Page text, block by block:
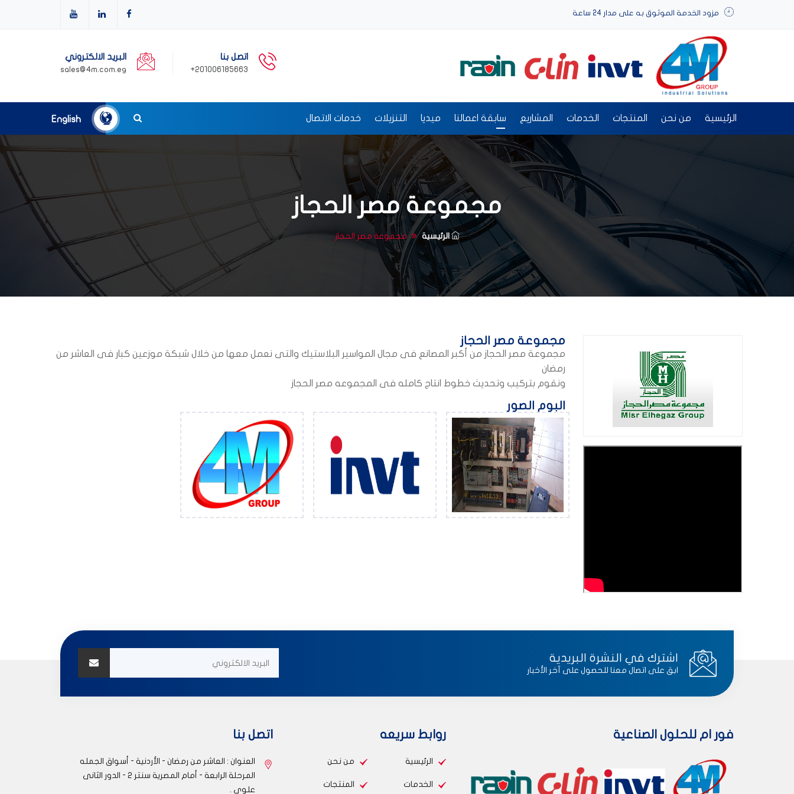
مزود الخدمة الموثوق به على مدار 24 ساعة
اتصل بنا
201006185663+
البريد الالكتروني
sales@4m.com.eg
الرئيسية من نحن المنتجات الخدمات المشاريع سابقة اعمالنا ميديا التنزيلات خدمات الاتصال English
مجموعة مصر الحجاز
الرئيسية مجموعة مصر الحجاز
مجموعة مصر الحجاز
مجموعة مصر الحجاز من أكبر المصانع فى مجال المواسير البلاستيك والتى نعمل معها من خلال شبكة موزعين كبار فى العاشر من
رمضان
ونقوم بتركيب وتحديث خطوط انتاج كامله فى المجموعه مصر الحجاز
البوم الصور
اشترك في النشرة البريدية
ابق على اتصال معنا للحصول على آخر الأخبار
فور ام للحلول الصناعية روابط سريعه
الرئيسية من نحن
الخدمات المنتجات
اتصل بنا
العنوان : العاشر من رمضان - الأردنية - أسواق الجمله
المرحلة الرابعة - أمام المصرية سنتر 2 - الدور الثانى
علوى .